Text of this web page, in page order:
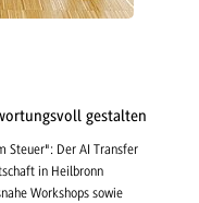
gestalten
Steuer": Der AI Transfer
in Heilbronn
Workshops sowie